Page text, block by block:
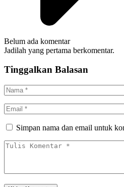
Belum ada komentar
Jadilah yang pertama berkomentar.
Tinggalkan Balasan
Simpan nama dan email untuk